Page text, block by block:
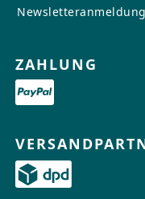
Newsletteranmeldung
ZAHLUNG